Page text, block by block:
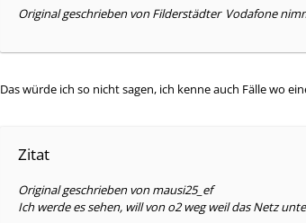
Original geschrieben von Filderstädter Vodafone
Das würde ich so nicht sagen, ich kenne auch Fälle wo
Zitat
Original geschrieben von mausi25_ef
Ich werde es sehen, will von o2 weg weil das Netz